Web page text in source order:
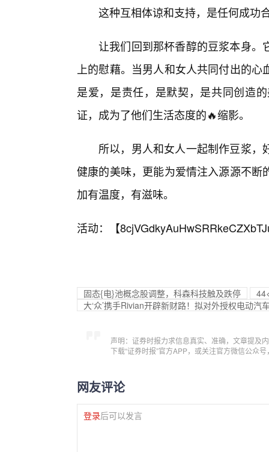
这种互相体谅和支持，是任何成功
让我们回到那杯香醇的豆浆本身。
上的慰藉。当男人和女人共同付出的
是爱，是责任，是默契，是共同创造
证，成为了他们生活态度的🔥缩影。
所以，男人和女人一起制作豆浆
健康的美味，更能为爱情注入源源不
加有温度，有滋味。
活动：【
固态{电}池概念股调整，科森科技触及跌停
大‘众’携手Rivian开辟新财路！拟对外授权电动汽
声明：证券时报力求信息真实、准确，文章提及
下载“证券时报”官方APP，或关注官方微信公众
网友评论
登录后可以发言